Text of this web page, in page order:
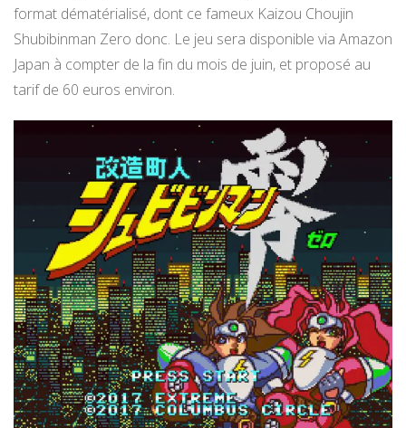
format dématérialisé, dont ce fameux Kaizou Choujin
Shubibinman Zero donc. Le jeu sera disponible via Amazon
Japan à compter de la fin du mois de juin, et proposé au
tarif de 60 euros environ.